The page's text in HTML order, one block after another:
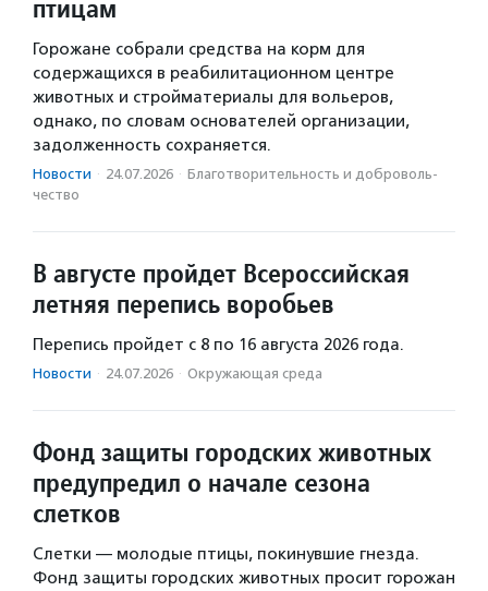
птицам
Горожане собрали средства на корм для
содержащихся в реабилитационном центре
животных и стройматериалы для вольеров,
однако, по словам основателей организации,
задолженность сохраняется.
Новости · 24.07.2026 · Благотвори­тель­ность и доброволь­
чест­во
В августе пройдет Всероссийская
летняя перепись воробьев
Перепись пройдет с 8 по 16 августа 2026 года.
Новости · 24.07.2026 · Окружающая среда
Фонд защиты городских животных
предупредил о начале сезона
слетков
Слетки — молодые птицы, покинувшие гнезда.
Фонд защиты городских животных просит горожан